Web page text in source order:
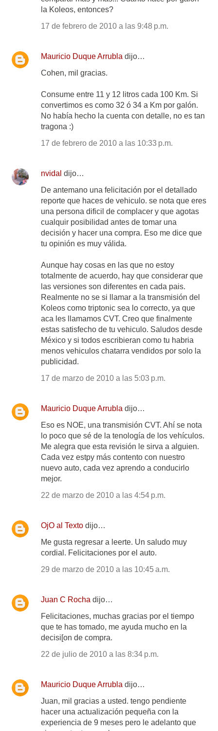
la Koleos, entonces?
17 de febrero de 2010 a las 9:48 p.m.
Mauricio Duque Arrubla dijo…
Cohen, mil gracias.
Consume entre 11 y 12 litros cada 100 Km. Si
convertimos es como 32 ó 34 a Km por galón.
No había hecho la cuenta con detalle, no es tan
tragona :)
17 de febrero de 2010 a las 10:33 p.m.
nvidal dijo…
De antemano una felicitación por el detallado
reporte que haces de vehiculo. se nota que eres
una persona dificil de complacer y que agotas
cualquir posibilidad antes de tomar una
decisión y hacer una compra. Eso me dice que
tu opinión es muy válida.
Aunque hay cosas en las que no estoy
totalmente de acuerdo, hay que considerar que
las versiones son diferentes en cada pais.
Realmente no se si llamar a la transmisión del
Koleos como triptonic sea lo correcto, ya que
aca les llamamos CVT. Creo que finalmente
estas satisfecho de tu vehiculo. Saludos desde
México y si todos escribieran como tu habria
menos vehiculos chatarra vendidos por solo la
publicidad.
17 de marzo de 2010 a las 5:03 p.m.
Mauricio Duque Arrubla dijo…
Eso es NOE, una transmisión CVT. Ahí se nota
lo poco que sé de la tenología de los vehículos.
Me alegra que esta revisión le sirva a alguien.
Cada vez estpy más contento con nuestro
nuevo auto, cada vez aprendo a conducirlo
mejor.
22 de marzo de 2010 a las 4:54 p.m.
OjO al Texto dijo…
Me gusta regresar a leerte. Un saludo muy
cordial. Felicitaciones por el auto.
29 de marzo de 2010 a las 10:45 a.m.
Juan C Rocha dijo…
Felicitaciones, muchas gracias por el tiempo
que te has tomado, me ayuda mucho en la
decisi[on de compra.
22 de julio de 2010 a las 8:34 p.m.
Mauricio Duque Arrubla dijo…
Juan, mil gracias a usted. tengo pendiente
hacer una actualización pequeña con la
experiencia de 9 meses pero le adelanto que